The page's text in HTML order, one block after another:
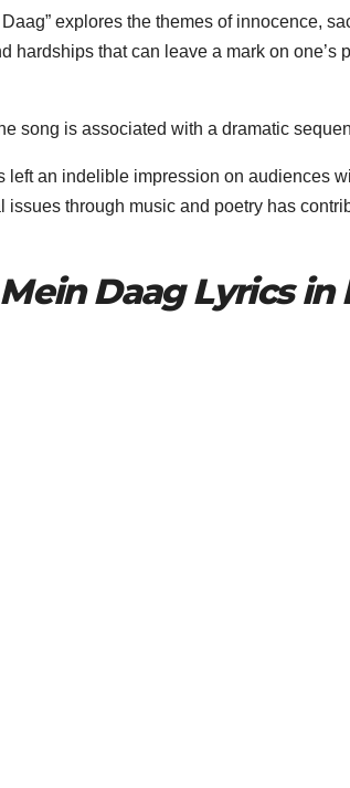
explores the themes of innocence,
hardships that can leave a mark on
song is associated with a dramatic
left an indelible impression on audiences
through music and poetry has
Daag Lyrics in